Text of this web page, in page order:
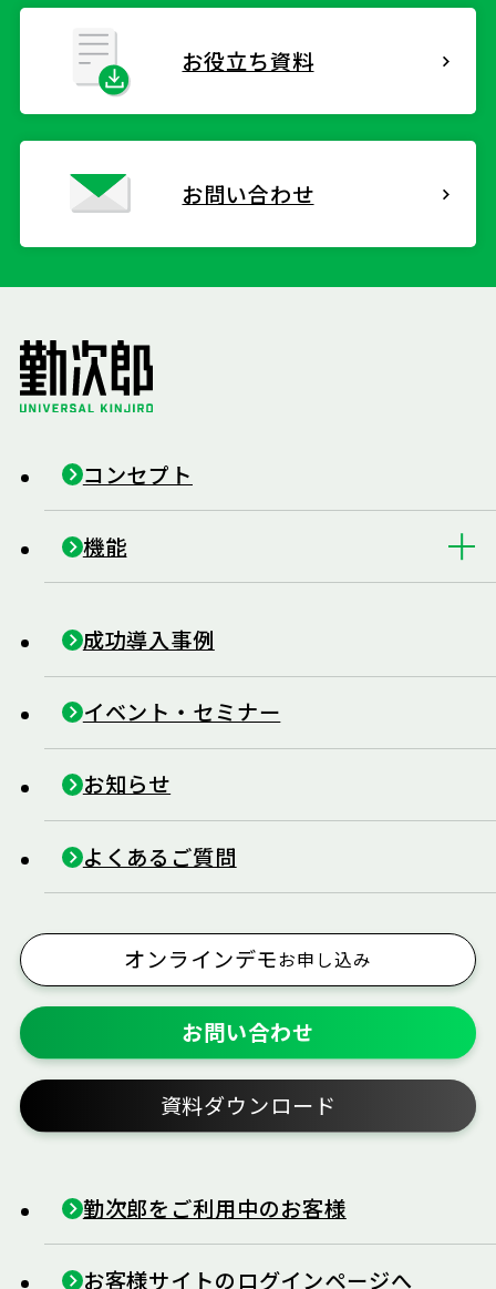
お役立ち資料
お問い合わせ
コンセプト
機能
成功導入事例
イベント・セミナー
お知らせ
よくあるご質問
オンラインデモお申し込み
お問い合わせ
資料ダウンロード
勤次郎をご利用中のお客様
お客様サイトのログインページへ